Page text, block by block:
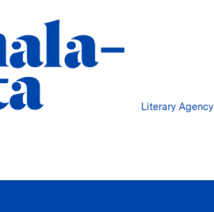
Literary Agency